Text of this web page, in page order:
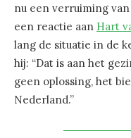
nu een verruiming
een reactie aan Hart
lang de situatie in de
hij: “Dat is aan het
geen oplossing, het
Nederland.”